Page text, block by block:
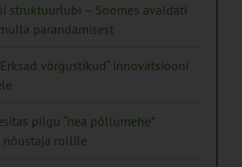
struktuurlubi – Soomes avaldati
parandamisest
võrgustikud“ innovatsiooni
pilgu “hea põllumehe”
nõustaja rollile